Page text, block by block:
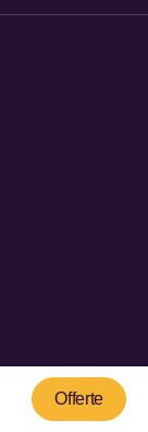
Offerte